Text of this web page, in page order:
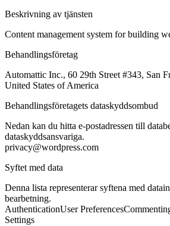
Beskrivning av tjänsten
Content management system for building
Behandlingsföretag
Automattic Inc., 60 29th Street #343, San
United States of America
Behandlingsföretagets dataskyddsombud
Nedan kan du hitta e-postadressen till
dataskyddsansvariga.
privacy@wordpress.com
Syftet med data
Denna lista representerar syftena med
bearbetning.
AuthenticationUser Preferences
Settings